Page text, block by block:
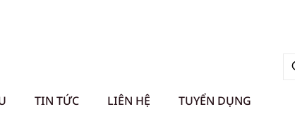
TIN TỨC LIÊN HỆ TUYỂN DỤNG